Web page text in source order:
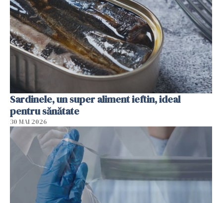
Sardinele, un super aliment ieftin, ideal
pentru sănătate
30 MAI 2026